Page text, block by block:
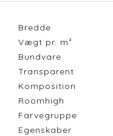
Bredde
Vægt pr. m²
Bundvare
Transparent
Komposition
Roomhigh
Farvegruppe
Egenskaber